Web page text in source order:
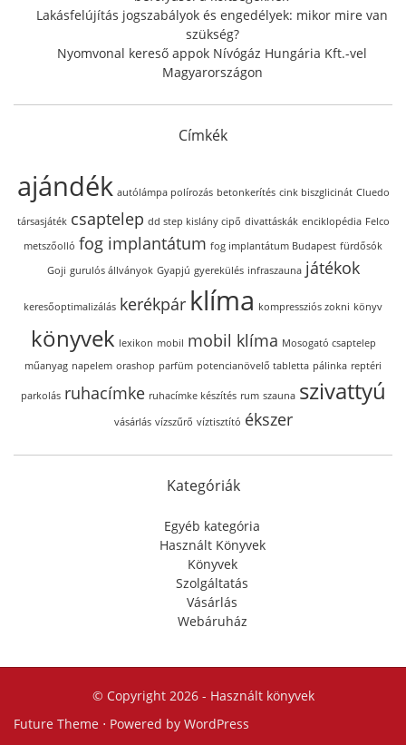
Lakásfelújítás jogszabályok és engedélyek: mikor mire van
szükség?
Nyomvonal kereső appok Nívógáz Hungária Kft.-vel
Magyarországon
Címkék
ajándék autólámpa polírozás betonkerítés cink biszglicinát Cluedo
társasjáték csaptelep dd step kislány cipő divattáskák enciklopédia Felco
metszőolló fog implantátum fog implantátum Budapest fürdősók
Goji gurulós állványok Gyapjú gyerekülés infraszauna játékok
keresőoptimalizálás kerékpár klíma kompressziós zokni könyv
könyvek lexikon mobil mobil klíma Mosogató csaptelep
műanyag napelem orashop parfüm potencianövelő tabletta pálinka reptéri
parkolás ruhacímke ruhacímke készítés rum szauna szivattyú
vásárlás vízszűrő víztisztító ékszer
Kategóriák
Egyéb kategória
Használt Könyvek
Könyvek
Szolgáltatás
Vásárlás
Webáruház
© Copyright 2026 - Használt könyvek
Future Theme ⋅ Powered by WordPress